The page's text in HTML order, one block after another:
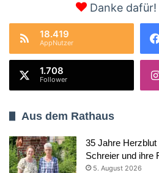
Danke dafür!
18.419
AppNutzer
1.708
Follower
Aus dem Rathaus
35 Jahre
Schreier und ihre
5. August 2026